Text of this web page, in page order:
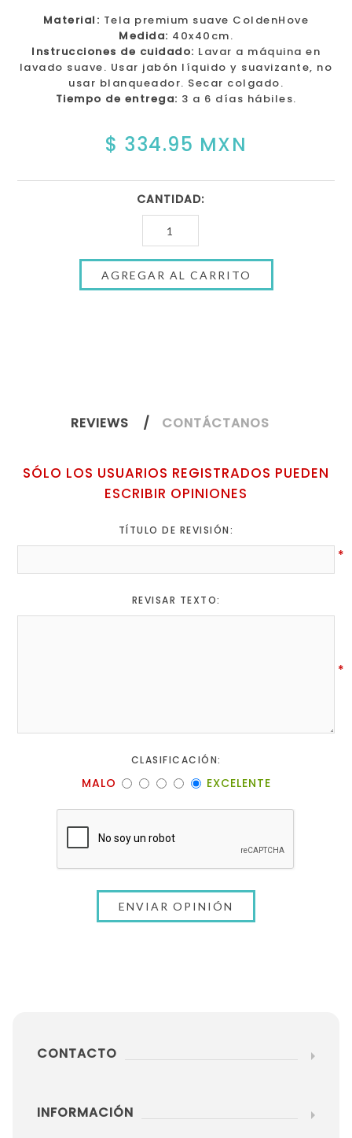
Material: Tela premium suave ColdenHove
Medida: 40x40cm.
Instrucciones de cuidado: Lavar a máquina en
lavado suave. Usar jabón líquido y suavizante, no
usar blanqueador. Secar colgado.
Tiempo de entrega: 3 a 6 días hábiles.
$ 334.95 MXN
CANTIDAD:
REVIEWS CONTÁCTANOS
SÓLO LOS USUARIOS REGISTRADOS PUEDEN
ESCRIBIR OPINIONES
TÍTULO DE REVISIÓN:
*
REVISAR TEXTO:
*
CLASIFICACIÓN:
MALO EXCELENTE
CONTACTO
INFORMACIÓN